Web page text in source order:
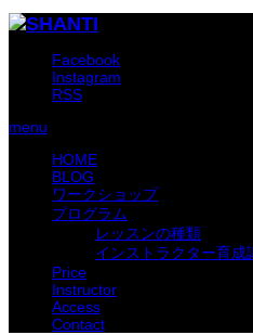
Facebook
Instagram
RSS
menu
HOME
BLOG
ワークショップ
プログラム
レッスンの種類
インストラクター育成
Price
Instructor
Access
Contact